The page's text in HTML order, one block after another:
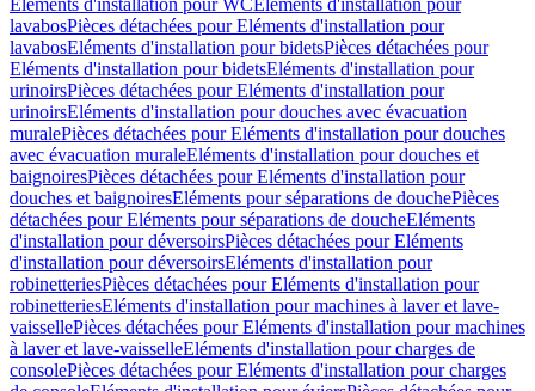
Eléments d'installation pour WCEléments d'installation pour
lavabosPièces détachées pour Eléments d'installation pour
lavabosEléments d'installation pour bidetsPièces détachées pour
Eléments d'installation pour bidetsEléments d'installation pour
urinoirsPièces détachées pour Eléments d'installation pour
urinoirsEléments d'installation pour douches avec évacuation
muralePièces détachées pour Eléments d'installation pour douches
avec évacuation muraleEléments d'installation pour douches et
baignoiresPièces détachées pour Eléments d'installation pour
douches et baignoiresEléments pour séparations de douchePièces
détachées pour Eléments pour séparations de doucheEléments
d'installation pour déversoirsPièces détachées pour Eléments
d'installation pour déversoirsEléments d'installation pour
robinetteriesPièces détachées pour Eléments d'installation pour
robinetteriesEléments d'installation pour machines à laver et lave-
vaissellePièces détachées pour Eléments d'installation pour machines
à laver et lave-vaisselleEléments d'installation pour charges de
consolePièces détachées pour Eléments d'installation pour charges